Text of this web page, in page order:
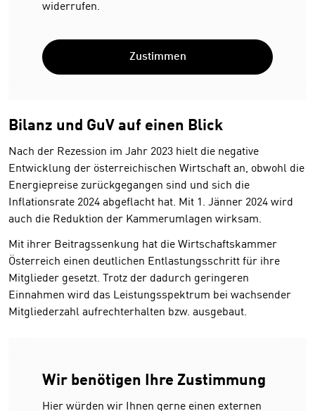
widerrufen.
Zustimmen
Bilanz und GuV auf einen Blick
Nach der Rezession im Jahr 2023 hielt die negative
Entwicklung der österreichischen Wirtschaft an, obwohl die
Energiepreise zurückgegangen sind und sich die
Inflationsrate 2024 abgeflacht hat. Mit 1. Jänner 2024 wird
auch die Reduktion der Kammerumlagen wirksam.
Mit ihrer Beitragssenkung hat die Wirtschaftskammer
Österreich einen deutlichen Entlastungsschritt für ihre
Mitglieder gesetzt. Trotz der dadurch geringeren
Einnahmen wird das Leistungsspektrum bei wachsender
Mitgliederzahl aufrechterhalten bzw. ausgebaut.
Wir benötigen Ihre Zustimmung
Hier würden wir Ihnen gerne einen externen